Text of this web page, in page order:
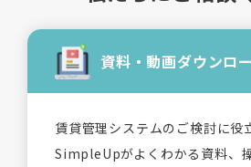
資料・動画ダウンロ
賃貸管理システムのご検討に役
SimpleUpがよくわかる資料、